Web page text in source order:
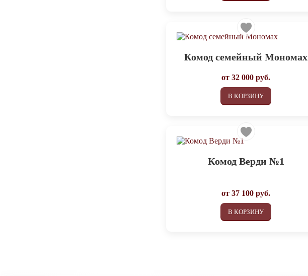
Комод семейный Мономах
от32 000 руб.
В КОРЗИНУ
Комод Верди №1
от37 100 руб.
В КОРЗИНУ